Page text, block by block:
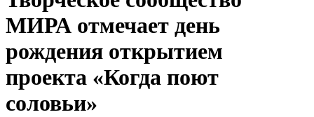
МИРА отмечает день
рождения открытием
проекта «Когда поют
соловьи»